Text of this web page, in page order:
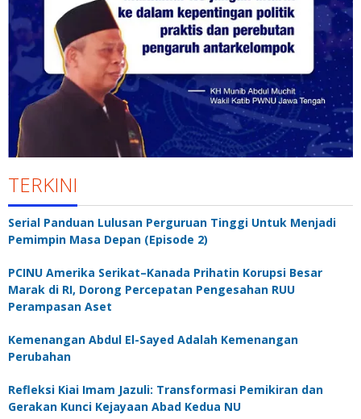
TERKINI
Serial Panduan Lulusan Perguruan Tinggi Untuk Menjadi
Pemimpin Masa Depan (Episode 2)
PCINU Amerika Serikat–Kanada Prihatin Korupsi Besar
Marak di RI, Dorong Percepatan Pengesahan RUU
Perampasan Aset
Kemenangan Abdul El-Sayed Adalah Kemenangan
Perubahan
Refleksi Kiai Imam Jazuli: Transformasi Pemikiran dan
Gerakan Kunci Kejayaan Abad Kedua NU